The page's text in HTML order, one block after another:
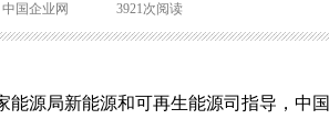
国企业网 3921次阅读
源局新能源和可再生能源司指导，中